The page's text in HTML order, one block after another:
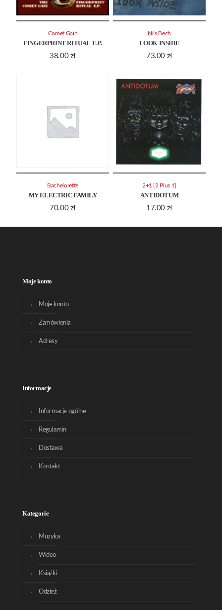
FINGERPRINT RITUAL E.P.
38.00 zł
Comet Gain
LOOK INSIDE
73.00 zł
Nils Bech
MY ELECTRIC FAMILY
70.00 zł
Bachelorette
ANTIDOTUM
17.00 zł
2+1 [2 Plus 1]
Moje konto
Moje konto
Zamówienia
Adresy
Informacje
Informacje ogólne
Regulamin
Dostawa
Kontakt
Kategorie
Muzyka
Wideo
Książki
Odzież